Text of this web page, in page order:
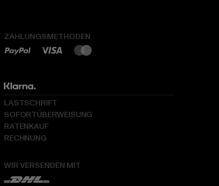
ZAHLUNGSMETHODEN
WIR VERSENDEN MIT
LASTSCHRIFT
SOFORTÜBERWEISUNG
RATENKAUF
RECHNUNG